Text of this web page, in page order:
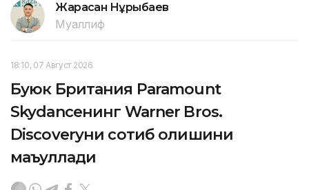
Жарасқан Нұрыбаев
Муаллиф
18:10, 07 Август 2026
Буюк Британия Paramount
Skydanceнинг Warner Bros.
Discoveryни сотиб олишини
маъқуллади